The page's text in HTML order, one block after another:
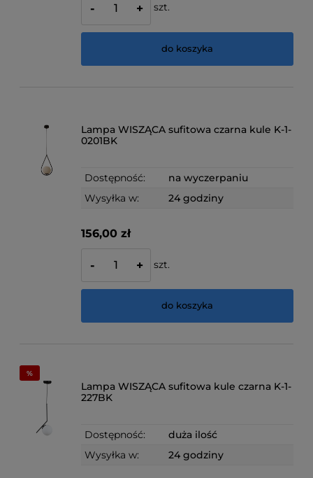
- + szt.
do koszyka
Lampa WISZĄCA sufitowa czarna kule K-1-
0201BK
Dostępność:
na wyczerpaniu
Wysyłka w:
24 godziny
156,00 zł
- + szt.
do koszyka
Lampa WISZĄCA sufitowa kule czarna K-1-
227BK
Dostępność:
duża ilość
Wysyłka w:
24 godziny